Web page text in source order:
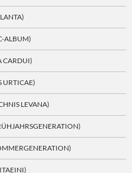
ALBUM)
CARDUI)
URTICAE)
LEVANA)